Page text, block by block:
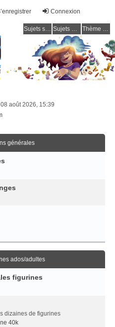
Connexion
Sujets sans réponse Sujets actifs Thème clair / foncé
août 2026, 15:39
générales
ados/adultes
figurines
dizaines de figurines
40k